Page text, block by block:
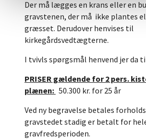
Der må lægges en krans eller en
gravstenen, der må ikke plantes
græsset. Derudover henvises til
kirkegårdsvedtægterne.
I tvivls spørgsmål henvend jer da
PRISER gældende for 2 pers.
plænen: 50.300 kr. for 25 år
Ved ny begravelse betales
gravstedet stadig er betalt for
gravfredsperioden.